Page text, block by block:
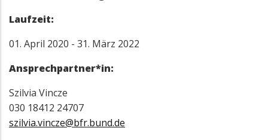
Laufzeit:
01. April 2020 - 31. März 2022
Ansprechpartner*in:
Szilvia Vincze
030 18412 24707
szilvia.vincze@bfr.bund.de